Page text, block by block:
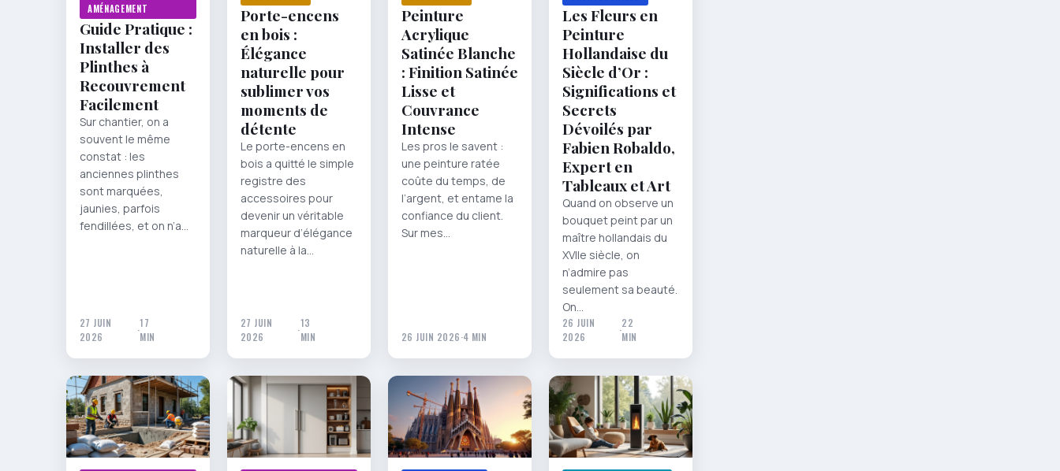
AMÉNAGEMENT
Guide Pratique :
Installer des
Plinthes à
Recouvrement
Facilement
Sur chantier, on a
souvent le même
constat : les
anciennes plinthes
sont marquées,
jaunies, parfois
fendillées, et on n’a…
27 JUIN
2026
·
17
MIN
Porte-encens
en bois :
Élégance
naturelle pour
sublimer vos
moments de
détente
Le porte-encens en
bois a quitté le simple
registre des
accessoires pour
devenir un véritable
marqueur d’élégance
naturelle à la…
27 JUIN
2026
·
13
MIN
Peinture
Acrylique
Satinée Blanche
: Finition Satinée
Lisse et
Couvrance
Intense
Les pros le savent :
une peinture ratée
coûte du temps, de
l’argent, et entame la
confiance du client.
Sur mes…
26 JUIN 2026·4 MIN
Les Fleurs en
Peinture
Hollandaise du
Siècle d’Or :
Significations et
Secrets
Dévoilés par
Fabien Robaldo,
Expert en
Tableaux et Art
Quand on observe un
bouquet peint par un
maître hollandais du
XVIIe siècle, on
n’admire pas
seulement sa beauté.
On…
26 JUIN
2026
·
22
MIN